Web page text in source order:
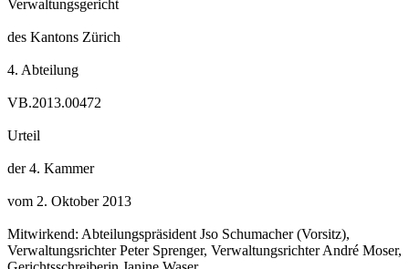
Verwaltungsgericht
des Kantons Zürich
4. Abteilung
VB.2013.00472
Urteil
der 4. Kammer
vom 2. Oktober 2013
Mitwirkend: Abteilungspräsident Jso Schumacher (Vorsitz),
Verwaltungsrichter Peter Sprenger, Verwaltungsrichter André Moser,